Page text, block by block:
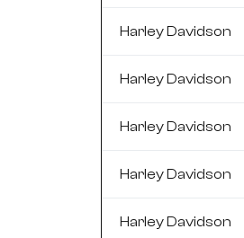
Harley Davidson
Harley Davidson
Harley Davidson
Harley Davidson
Harley Davidson